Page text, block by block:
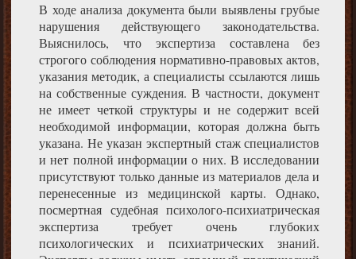
В ходе анализа документа были выявлены грубые
нарушения действующего законодательства.
Выяснилось, что экспертиза составлена без
строгого соблюдения нормативно-правовых актов,
указания методик, а специалисты ссылаются лишь
на собственные суждения. В частности, документ
не имеет четкой структуры и не содержит всей
необходимой информации, которая должна быть
указана. Не указан экспертный стаж специалистов
и нет полной информации о них. В исследовании
присутствуют только данные из материалов дела и
перенесенные из медицинской карты. Однако,
посмертная судебная психолого-психиатрическая
экспертиза требует очень глубоких
психологических и психиатрических знаний.